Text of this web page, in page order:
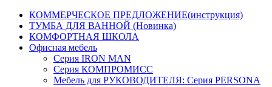
КОММЕРЧЕСКОЕ ПРЕДЛОЖЕНИЕ(инструкция)
ТУМБА ДЛЯ ВАННОЙ (Новинка)
КОМФОРТНАЯ ШКОЛА
Офисная мебель
Серия IRON MAN
Серия КОМПРОМИСС
Мебель для РУКОВОДИТЕЛЯ: Серия PERSONA